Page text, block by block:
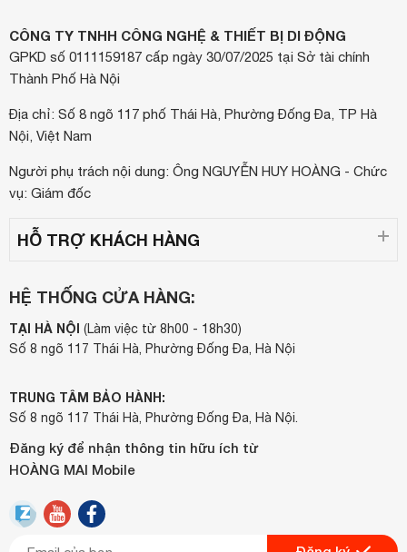
CÔNG TY TNHH CÔNG NGHỆ & THIẾT BỊ DI ĐỘNG
GPKD số 0111159187 cấp ngày 30/07/2025 tại Sở tài chính
Thành Phố Hà Nội
Địa chỉ: Số 8 ngõ 117 phố Thái Hà, Phường Đống Đa, TP Hà
Nội, Việt Nam
Người phụ trách nội dung: Ông NGUYỄN HUY HOÀNG - Chức
vụ: Giám đốc
HỖ TRỢ KHÁCH HÀNG
HỆ THỐNG CỬA HÀNG:
TẠI HÀ NỘI (Làm việc từ 8h00 - 18h30)
Số 8 ngõ 117 Thái Hà, Phường Đống Đa, Hà Nội
TRUNG TÂM BẢO HÀNH:
Số 8 ngõ 117 Thái Hà, Phường Đống Đa, Hà Nội.
Đăng ký để nhận thông tin hữu ích từ
HOÀNG MAI Mobile